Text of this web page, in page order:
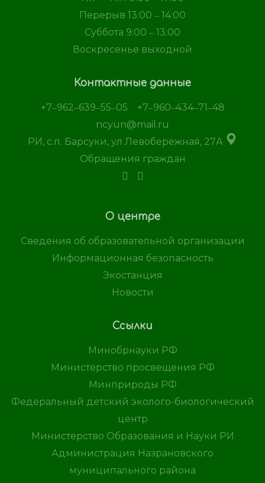
О центре
Сведения об образовательной организации
Информационная безопасность
Экостанция
Новости
Ссылки
Минобрнауки РФ
Министерство просвещения РФ
Минприроды РФ
Федеральный детский эколого-биологический
центр
Министерство Образования и Науки РИ
Администрация Назрановского
муниципального района
Перерыв 13:00 ‒ 14:00
Суббота 9:00 ‒ 13:00
Воскресенье выходной
Контактные данные
+7‒962‒639‒55‒05
+7‒960‒434‒71‒48
ncyun@mail.ru
РИ, с.п. Барсуки, ул Левобережная, 27А
Обращения граждан